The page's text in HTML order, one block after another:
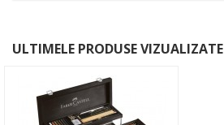
ULTIMELE PRODUSE VIZUALIZATE